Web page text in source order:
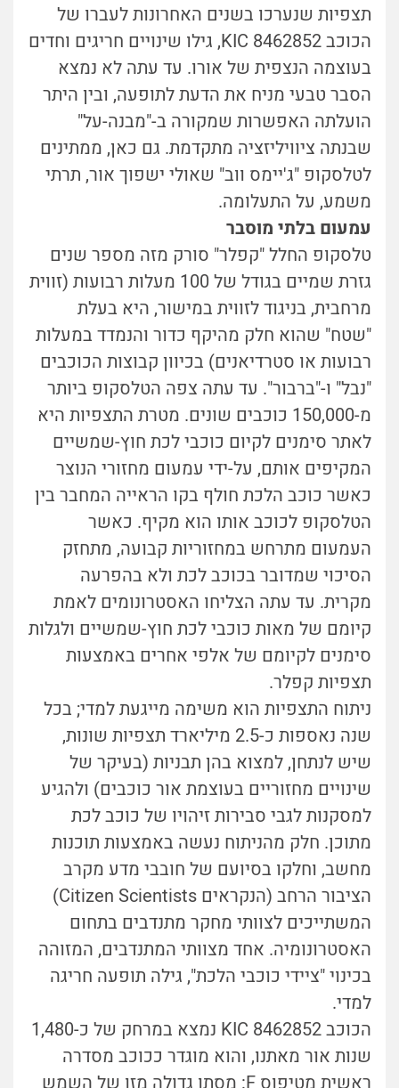
תצפיות שנערכו בשנים האחרונות לעברו של
הכוכב KIC 8462852, גילו שינויים חריגים וחדים
בעוצמה הנצפית של אורו. עד עתה לא נמצא
הסבר טבעי מניח את הדעת לתופעה, ובין היתר
הועלתה האפשרות שמקורה ב-"מבנה-על"
שבנתה ציוויליזציה מתקדמת. גם כאן, ממתינים
לטלסקופ "ג'יימס ווב" שאולי ישפוך אור, תרתי
משמע, על התעלומה.
עמעום בלתי מוסבר
טלסקופ החלל "קפלר" סורק מזה מספר שנים
גזרת שמיים בגודל של 100 מעלות רבועות (זווית
מרחבית, בניגוד לזווית במישור, היא בעלת
"שטח" שהוא חלק מהיקף כדור והנמדד במעלות
רבועות או סטרדיאנים) בכיוון קבוצות הכוכבים
"נבל" ו-"ברבור". עד עתה צפה הטלסקופ ביותר
מ-150,000 כוכבים שונים. מטרת התצפיות היא
לאתר סימנים לקיום כוכבי לכת חוץ-שמשיים
המקיפים אותם, על-ידי עמעום מחזורי הנוצר
כאשר כוכב הלכת חולף בקו הראייה המחבר בין
הטלסקופ לכוכב אותו הוא מקיף. כאשר
העמעום מתרחש במחזוריות קבועה, מתחזק
הסיכוי שמדובר בכוכב לכת ולא בהפרעה
מקרית. עד עתה הצליחו האסטרונומים לאמת
קיומם של מאות כוכבי לכת חוץ-שמשיים ולגלות
סימנים לקיומם של אלפי אחרים באמצעות
תצפיות קפלר.
ניתוח התצפיות הוא משימה מייגעת למדי; בכל
שנה נאספות כ-2.5 מיליארד תצפיות שונות,
שיש לנתחן, למצוא בהן תבניות (בעיקר של
שינויים מחזוריים בעוצמת אור כוכבים) ולהגיע
למסקנות לגבי סבירות זיהויו של כוכב לכת
מתוכן. חלק מהניתוח נעשה באמצעות תוכנות
מחשב, וחלקו בסיועם של חובבי מדע מקרב
הציבור הרחב (הנקראים Citizen Scientists)
המשתייכים לצוותי מחקר מתנדבים בתחום
האסטרונומיה. אחד מצוותי המתנדבים, המזוהה
בכינוי "ציידי כוכבי הלכת", גילה תופעה חריגה
למדי.
הכוכב KIC 8462852 נמצא במרחק של כ-1,480
שנות אור מאתנו, והוא מוגדר ככוכב מסדרה
ראשית מטיפוס F: מסתו גדולה מזו של השמש